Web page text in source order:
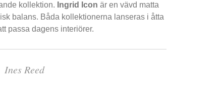
kollektion. Ingrid Icon är en vävd matta
balans. Båda kollektionerna lanseras i åtta
passa dagens interiörer.
Ines Reed